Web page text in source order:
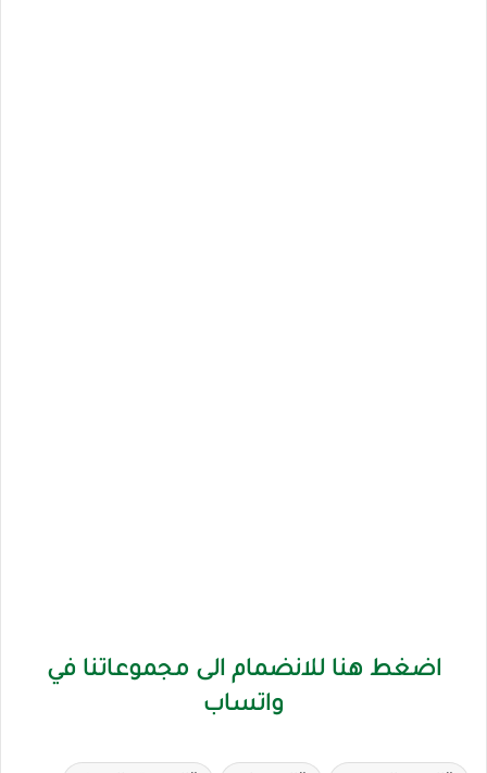
اضغط هنا للانضمام الى مجموعاتنا في
واتساب